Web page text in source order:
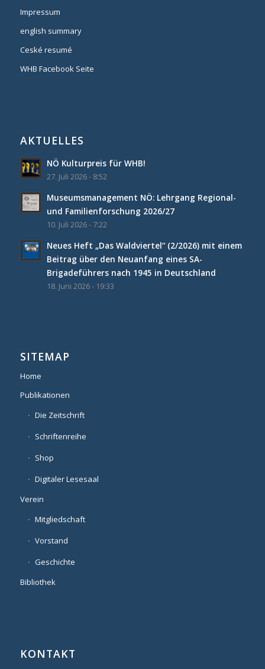
Impressum
english summary
Ceské resumé
WHB Facebook Seite
AKTUELLES
NÖ Kulturpreis für WHB!
27. Juli 2026 - 8:52
Museumsmanagement NÖ: Lehrgang Regional-
und Familienforschung 2026/27
10. Juli 2026 - 7:22
Neues Heft „Das Waldviertel“ (2/2026) mit einem
Beitrag über den Neuanfang eines SA-
Brigadeführers nach 1945 in Deutschland
18. Juni 2026 - 19:33
SITEMAP
Home
Publikationen
Die Zeitschrift
Schriftenreihe
Shop
Digitaler Lesesaal
Verein
Mitgliedschaft
Vorstand
Geschichte
Bibliothek
KONTAKT